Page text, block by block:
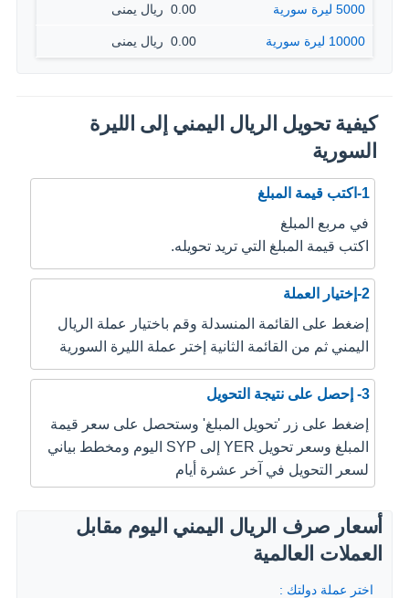
5000 ليرة سورية 0.00 ‏ ريال يمنى
10000 ليرة سورية 0.00 ‏ ريال يمنى
كيفية تحويل الريال اليمني إلى الليرة
السورية
1-اكتب قيمة المبلغ
في مربع المبلغ
اكتب قيمة المبلغ التي تريد تحويله.
2-إختيار العملة
إضغط على القائمة المنسدلة وقم باختيار عملة الريال
اليمني ثم من القائمة الثانية إختر عملة الليرة السورية
3- إحصل على نتيجة التحويل
إضغط على زر 'تحويل المبلغ' وستحصل على سعر قيمة
المبلغ وسعر تحويل YER إلى SYP اليوم ومخطط بياني
لسعر التحويل في آخر عشرة أيام
أسعار صرف الريال اليمني اليوم مقابل
العملات العالمية
اختر عملة دولتك :